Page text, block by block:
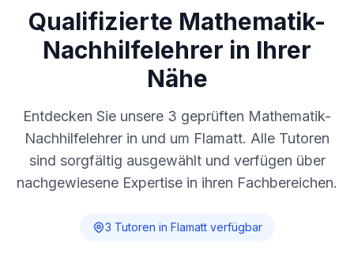
Qualifizierte Mathematik-
Nachhilfelehrer in Ihrer
Nähe
Entdecken Sie unsere 3 geprüften Mathematik-
Nachhilfelehrer in und um Flamatt. Alle Tutoren
sind sorgfältig ausgewählt und verfügen über
nachgewiesene Expertise in ihren Fachbereichen.
3 Tutoren in Flamattverfügbar